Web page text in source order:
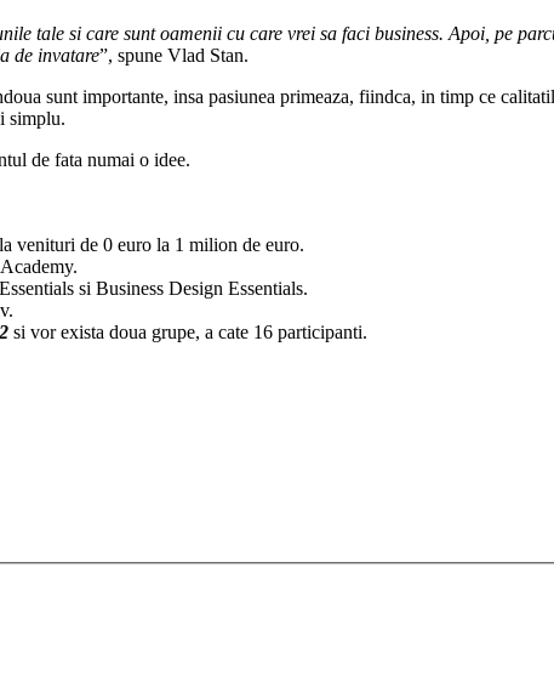
tale si care sunt oamenii cu care vrei sa faci business. Apoi, pe
de invatare”, spune Vlad Stan.
sunt importante, insa pasiunea primeaza, fiindca, in timp ce
simplu.
de fata numai o idee.
venituri de 0 euro la 1 milion de euro.
si Business Design Essentials.
si vor exista doua grupe, a cate 16 participanti.